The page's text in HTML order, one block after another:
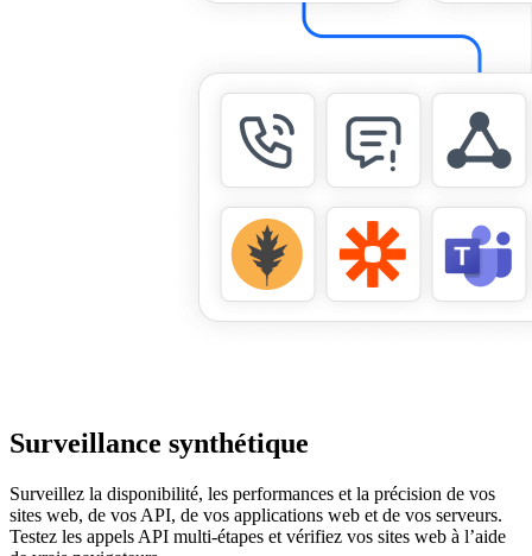
Surveillance synthétique
Surveillez la disponibilité, les performances et la précision de vos
sites web, de vos API, de vos applications web et de vos serveurs.
Testez les appels API multi-étapes et vérifiez vos sites web à l’aide